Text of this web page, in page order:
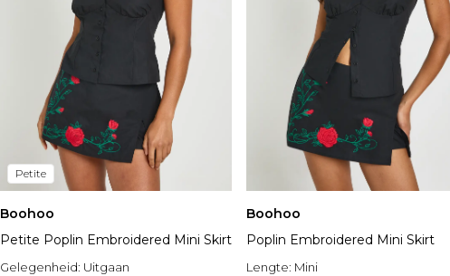
Petite
Boohoo
Petite Poplin Embroidered Mini Skirt
Gelegenheid: Uitgaan
Boohoo
Poplin Embroidered Mini Skirt
Lengte: Mini